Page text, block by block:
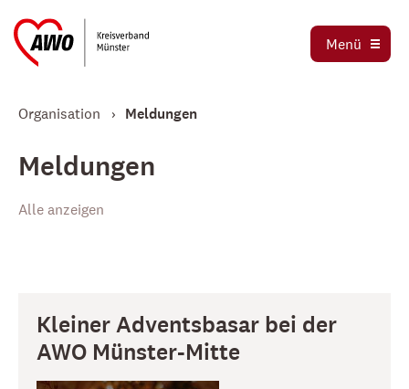
Menü
Ortsvereine
Organisation
Meldungen
Meldungen
Alle anzeigen
Kleiner Adventsbasar bei der
AWO Münster-Mitte